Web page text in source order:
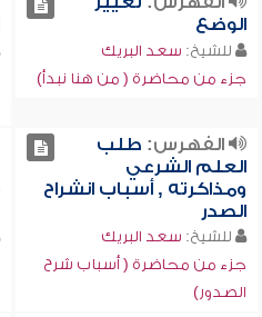
الوضع
للشيخ: سعد البريك
جزء من محاضرة ( من هنا نبدأ)
الفهرس: طلب
العلم الشرعي
ومذاكرته , أسباب انشراح
الصدر
للشيخ: سعد البريك
جزء من محاضرة ( أسباب شرح
الصدور)